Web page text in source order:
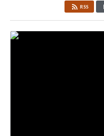
Tributos Online
RSS